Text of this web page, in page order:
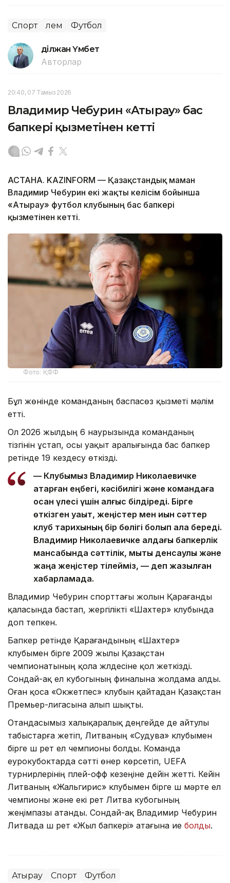
Спорт Әлем Футбол
Әділжан Үмбет
Авторлар
20:40, 07 Тамыз 2026
Владимир Чебурин «Атырау» бас
бапкері қызметінен кетті
АСТАНА. KAZINFORM — Қазақстандық маман
Владимир Чебурин екі жақты келісім бойынша
«Атырау» футбол клубының бас бапкері
қызметінен кетті.
Фото: ҚФФ
Бұл жөнінде команданың баспасөз қызметі мәлім
етті.
Ол 2026 жылдың 6 наурызында команданың
тізгінін ұстап, осы уақыт аралығында бас бапкер
ретінде 19 кездесу өткізді.
— Клубымыз Владимир Николаевичке
атқарған еңбегі, кәсібилігі және командаға
қосқан үлесі үшін алғыс білдіреді. Бірге
өткізген уақыт, жеңістер мен қиын сәттер
клуб тарихының бір бөлігі болып қала береді.
Владимир Николаевичке алдағы бапкерлік
мансабында сәттілік, мықты денсаулық және
жаңа жеңістер тілейміз, — деп жазылған
хабарламада.
Владимир Чебурин спорттағы жолын Қарағанды
қаласында бастап, жергілікті «Шахтер» клубында
доп тепкен.
Бапкер ретінде Қарағандының «Шахтер»
клубымен бірге 2009 жылы Қазақстан
чемпионатының қола жүлдесіне қол жеткізді.
Сондай-ақ ел кубогының финалына жолдама алды.
Оған қоса «Окжетпес» клубын қайтадан Қазақстан
Премьер-лигасына алып шықты.
Отандасымыз халықаралық деңгейде де айтулы
табыстарға жетіп, Литваның «Судува» клубымен
бірге үш рет ел чемпионы болды. Команда
еурокубоктарда сәтті өнер көрсетіп, UEFA
турнирлерінің плей-офф кезеңіне дейін жетті. Кейін
Литваның «Жальгирис» клубымен бірге үш мәрте ел
чемпионы және екі рет Литва кубогының
жеңімпазы атанды. Сондай-ақ Владимир Чебурин
Литвада үш рет «Жыл бапкері» атағына ие болды.
Атырау Спорт Футбол